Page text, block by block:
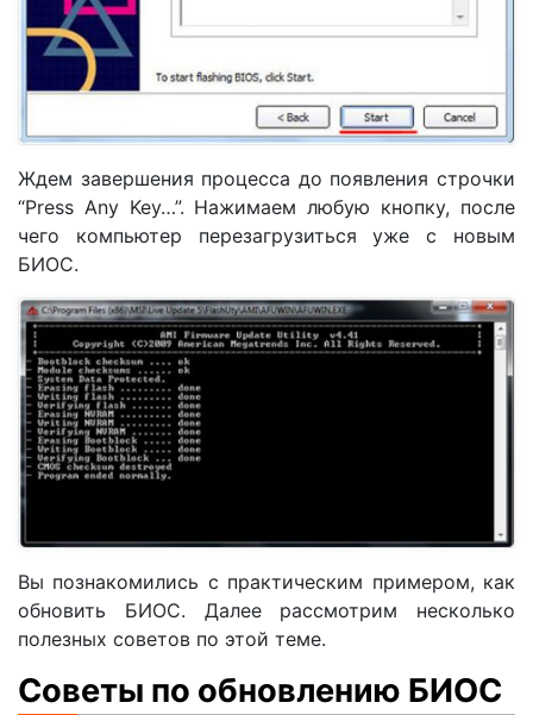
Ждем завершения процесса до появления строчки
“Press Any Key…”. Нажимаем любую кнопку, после
чего компьютер перезагрузиться уже с новым
БИОС.
Вы познакомились с практическим примером, как
обновить БИОС. Далее рассмотрим несколько
полезных советов по этой теме.
Советы по обновлению БИОС